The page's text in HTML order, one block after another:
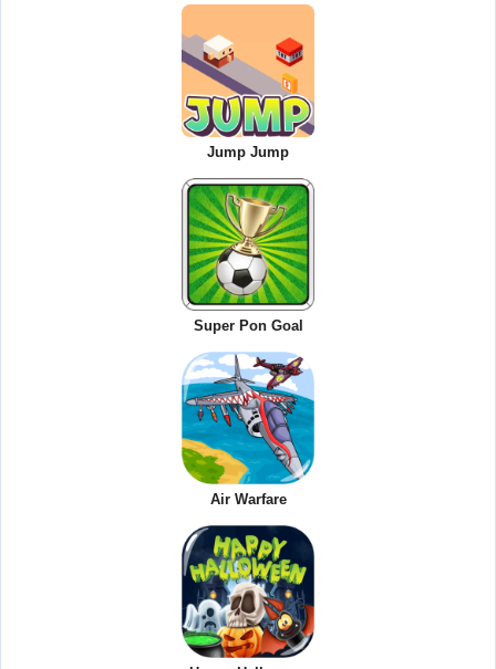
Jump Jump
Super Pon Goal
Air Warfare